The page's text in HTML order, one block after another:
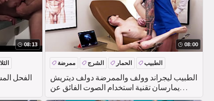
08:13
الفحل
08:00
الطبيب ليجراند وولف والممرضة دولف ديتريش
يمارسان تقنية استخدام الصوت الفائق عن
طريق ضرب مراهق أوستن لوك & #039;مؤخرة
ممرضة الشرج الحمار الطبيب